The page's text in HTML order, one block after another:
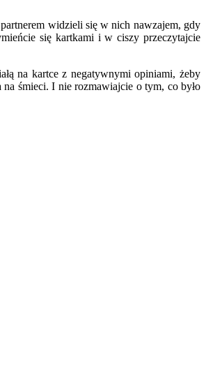
widzieli się w nich nawzajem, gdy
się kartkami i w ciszy przeczytajcie
na kartce z negatywnymi opiniami, żeby
śmieci. I nie rozmawiajcie o tym, co było